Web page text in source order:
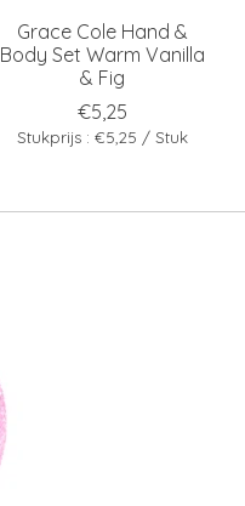
Grace Cole Hand &
Body Set Warm Vanilla
& Fig
€5,25
Stukprijs : €5,25 / Stuk